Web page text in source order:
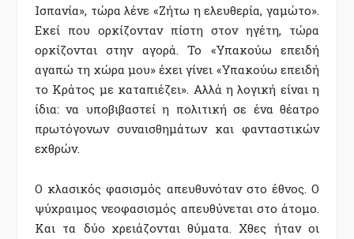
Ισπανία», τώρα λένε «Ζήτω η ελευθερία, γαμώτο».
Εκεί που ορκίζονταν πίστη στον ηγέτη, τώρα
ορκίζονται στην αγορά. Το «Υπακούω επειδή
αγαπώ τη χώρα μου» έχει γίνει «Υπακούω επειδή
το Κράτος με καταπιέζει». Αλλά η λογική είναι η
ίδια: να υποβιβαστεί η πολιτική σε ένα θέατρο
πρωτόγονων συναισθημάτων και φανταστικών
εχθρών.
Ο κλασικός φασισμός απευθυνόταν στο έθνος. Ο
ψύχραιμος νεοφασισμός απευθύνεται στο άτομο.
Και τα δύο χρειάζονται θύματα. Χθες ήταν οι